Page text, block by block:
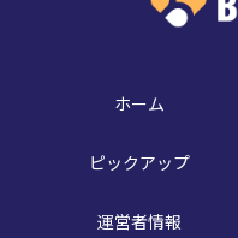
ホーム
ピックアップ
運営者情報